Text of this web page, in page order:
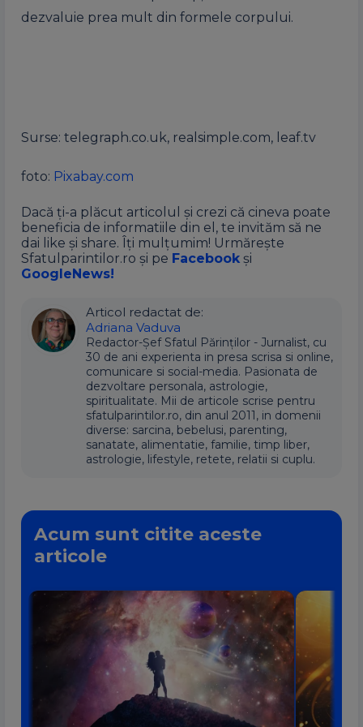
dezvaluie prea mult din formele corpului.
Surse: telegraph.co.uk, realsimple.com, leaf.tv
foto: Pixabay.com
Dacă ți-a plăcut articolul și crezi că cineva poate
beneficia de informatiile din el, te invităm să ne
dai like și share. Îți mulțumim! Urmărește
Sfatulparintilor.ro și pe Facebook și
GoogleNews!
Articol redactat de:
Adriana Vaduva
Redactor-Șef Sfatul Părinților - Jurnalist, cu
30 de ani experienta in presa scrisa si online,
comunicare si social-media. Pasionata de
dezvoltare personala, astrologie,
spiritualitate. Mii de articole scrise pentru
sfatulparintilor.ro, din anul 2011, in domenii
diverse: sarcina, bebelusi, parenting,
sanatate, alimentatie, familie, timp liber,
astrologie, lifestyle, retete, relatii si cuplu.
Acum sunt citite aceste
articole